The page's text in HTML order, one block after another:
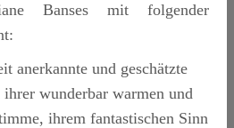
Banses mit folgender
anerkannte und geschätzte
wunderbar warmen und
ihrem fantastischen Sinn